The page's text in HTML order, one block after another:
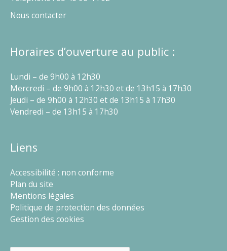
Nous contacter
Horaires d’ouverture au public :
Lundi – de 9h00 à 12h30
Mercredi – de 9h00 à 12h30 et de 13h15 à 17h30
Jeudi – de 9h00 à 12h30 et de 13h15 à 17h30
Vendredi – de 13h15 à 17h30
Liens
Accessibilité : non conforme
Plan du site
Mentions légales
Politique de protection des données
Gestion des cookies